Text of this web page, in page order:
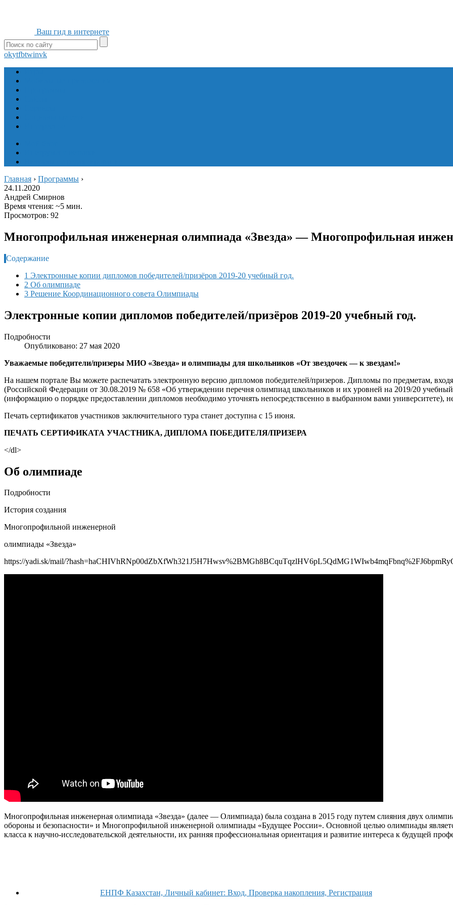
Ваш гид в интернете
okytfbtwinvk
Главная › Программы ›
24.11.2020
Андрей Смирнов
Время чтения: ~5 мин.
Просмотров: 92
Многопрофильная инженерная олимпиада «Звезда» — Многопрофильная
Содержание
1 Электронные копии дипломов победителей/призёров 2019-20 учебный год.
2 Об олимпиаде
3 Решение Координационного совета Олимпиады
Электронные копии дипломов победителей/призёров 2019-20 учебный год.
Подробности
Опубликовано: 27 мая 2020
Уважаемые победители/призеры МИО «Звезда» и олимпиады для школьников «От звездочек — к звездам!»
На нашем портале Вы можете распечатать электронную версию дипломов победителей/призеров. Дипломы по предметам,
(Российской Федерации от 30.08.2019 № 658 «Об утверждении перечня олимпиад школьников и их уровней на 2019/20
(информацию о порядке предоставлении дипломов необходимо уточнять непосредствсенно в выбранном вами университете),
Печать сертификатов участников заключительного тура станет доступна с 15 июня.
ПЕЧАТЬ СЕРТИФИКАТА УЧАСТНИКА, ДИПЛОМА ПОБЕДИТЕЛЯ/ПРИЗЕРА
</dl>
Об олимпиаде
Подробности
История создания
Многопрофильной инженерной
олимпиады «Звезда»
https://yadi.sk/mail/
Многопрофильная инженерная олимпиада «Звезда» (далее — Олимпиада) была создана в 2015 году путем слияния двух
обороны и безопасности» и Многопрофильной инженерной олимпиады «Будущее России». Основной целью олимпиады
класса к научно-исследовательской деятельности, их ранняя профессиональная ориентация и развитие интереса к будущей
ЕНПФ Казахстан, Личный кабинет: Вход, Проверка накопления, Регистрация